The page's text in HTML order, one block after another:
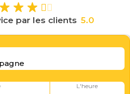
par les clients 5.0
L'heure